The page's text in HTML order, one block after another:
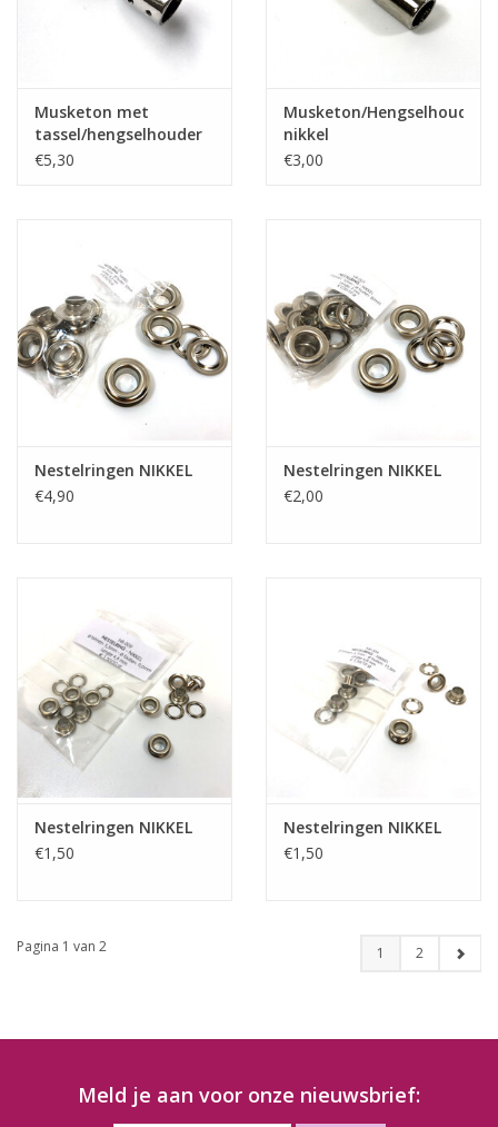
Musketon met
tassel/hengselhouder
nikkel
€5,30
Musketon/Hengselhouder
nikkel
€3,00
Nestelringen NIKKEL
€4,90
Nestelringen NIKKEL
€2,00
Nestelringen NIKKEL
€1,50
Nestelringen NIKKEL
€1,50
Pagina 1 van 2 1 2
Meld je aan voor onze nieuwsbrief: